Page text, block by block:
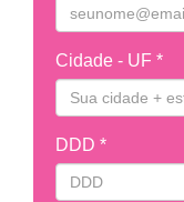
Cidade - UF *
DDD *